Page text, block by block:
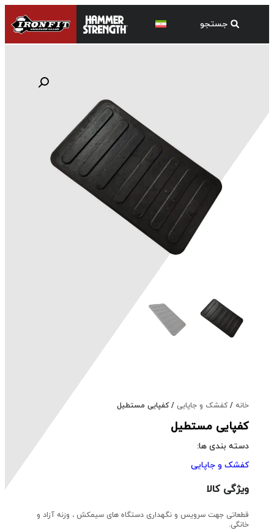
خانه /کفشک و جاپایی / کفپایی مستطیل
کفپایی مستطیل
دسته بندی ها:
کفشک و جاپایی
ویژگی کالا
قطعاتی جهت سرویس و نگهداری دستگاه های سیمکش ، وزنه آزاد و
خانگی.